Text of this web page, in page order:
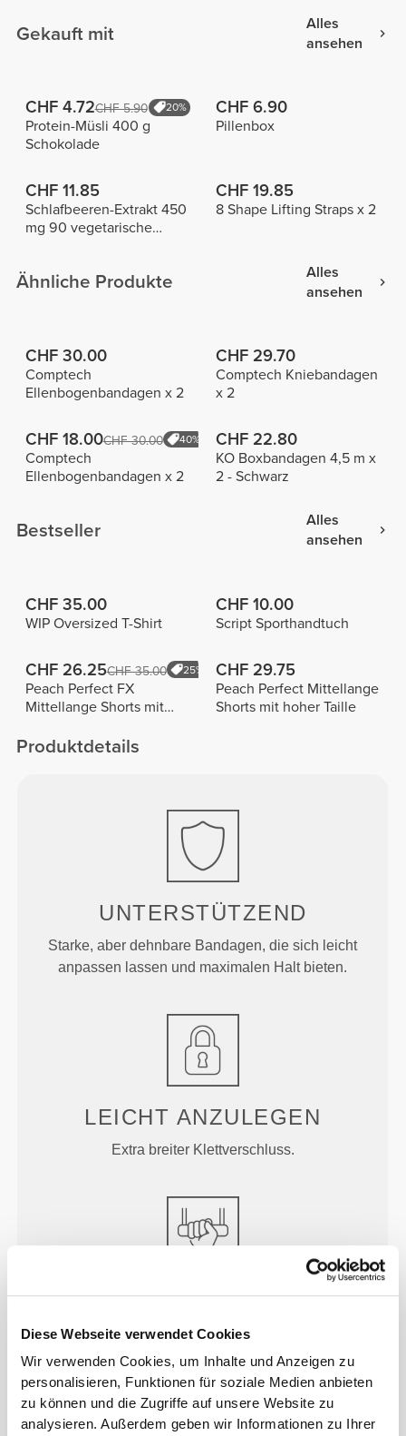
Diese Webseite verwendet Cookies
Wir verwenden Cookies, um Inhalte und Anzeigen zu
personalisieren, Funktionen für soziale Medien anbieten
zu können und die Zugriffe auf unsere Website zu
analysieren. Außerdem geben wir Informationen zu Ihrer
Gekauft mit
Alles
ansehen
CHF 4.72CHF 5.90 20%
Protein-Müsli 400 g
Schokolade
CHF 6.90
Pillenbox
CHF 11.85
Schlafbeeren-Extrakt 450
mg 90 vegetarische
CHF 19.85
8 Shape Lifting Straps x 2
Ähnliche Produkte
Alles
ansehen
CHF 30.00
Comptech
Ellenbogenbandagen x 2
CHF 29.70
Comptech Kniebandagen
x 2
CHF 18.00CHF 30.00 40%
Comptech
Ellenbogenbandagen x 2
CHF 22.80
KO Boxbandagen 4,5 m x
2 - Schwarz
Bestseller
Alles
ansehen
CHF 35.00
WIP Oversized T-Shirt
CHF 10.00
Script Sporthandtuch
CHF 26.25CHF 35.00 25%
Peach Perfect FX
Mittellange Shorts mit
CHF 29.75
Peach Perfect Mittellange
Shorts mit hoher Taille
Produktdetails
UNTERSTÜTZEND
Starke, aber dehnbare Bandagen, die sich leicht
anpassen lassen und maximalen Halt bieten.
LEICHT ANZULEGEN
Extra breiter Klettverschluss.
ZUSÄTZLICHE
UNTERSTÜTZUNG
Die Daumenschlaufe sorgt für zusätzliche
Wickelkraft und sorgt dafür, dass alles an Ort und
Stelle bleibt.